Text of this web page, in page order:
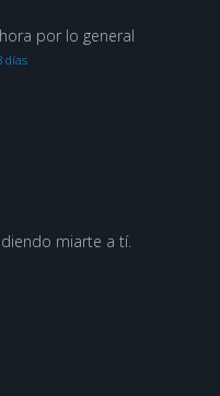
por lo general
días
miarte a tí.